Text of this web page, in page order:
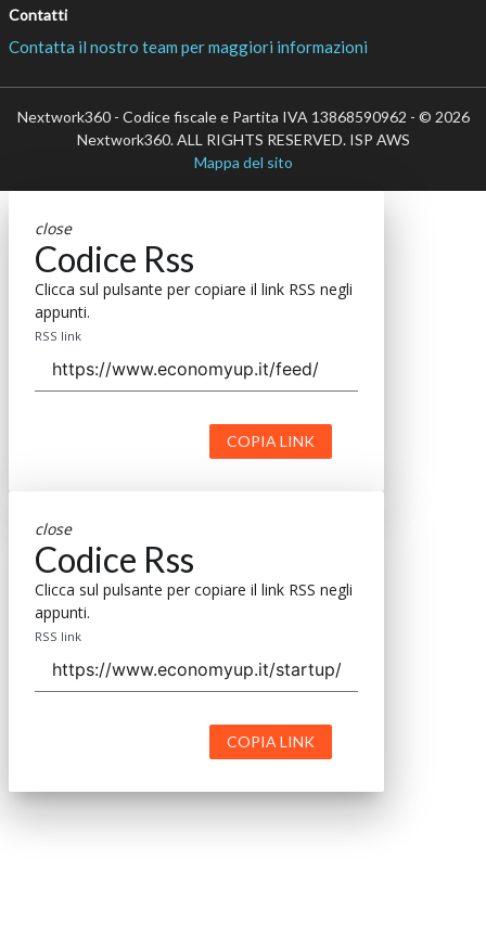
Contatti
Contatta il nostro team per maggiori informazioni
Nextwork360 - Codice fiscale e Partita IVA 13868590962 - © 2026
Nextwork360. ALL RIGHTS RESERVED. ISP AWS
Mappa del sito
close
Codice Rss
Clicca sul pulsante per copiare il link RSS negli
appunti.
RSS link
COPIA LINK
close
Codice Rss
Clicca sul pulsante per copiare il link RSS negli
appunti.
RSS link
COPIA LINK